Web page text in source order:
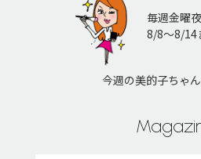
毎週金曜
8/8〜8/14
今週の美的子ちゃ